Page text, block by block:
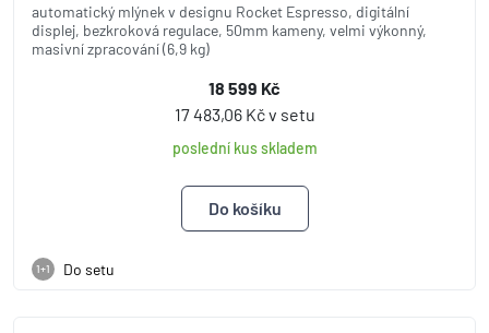
automatický mlýnek v designu Rocket Espresso, digitální
displej, bezkroková regulace, 50mm kameny, velmi výkonný,
masivní zpracování (6,9 kg)
18 599 Kč
17 483,06 Kč v setu
poslední kus skladem
1+1 Do setu